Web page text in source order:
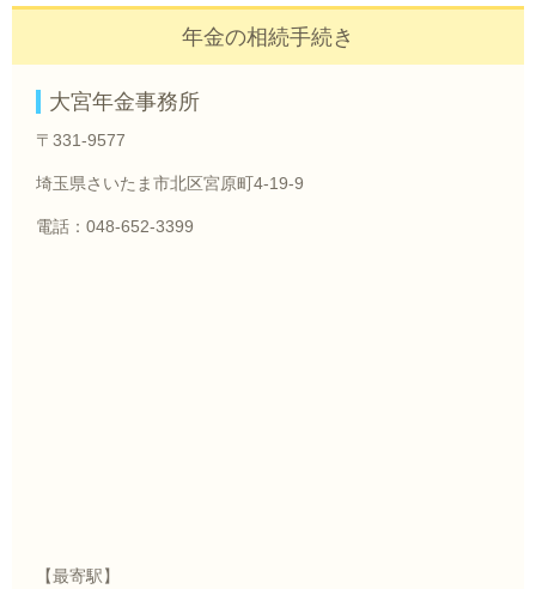
年金の相続手続き
大宮年金事務所
〒331-9577
埼玉県さいたま市北区宮原町4-19-9
電話：048-652-3399
【最寄駅】